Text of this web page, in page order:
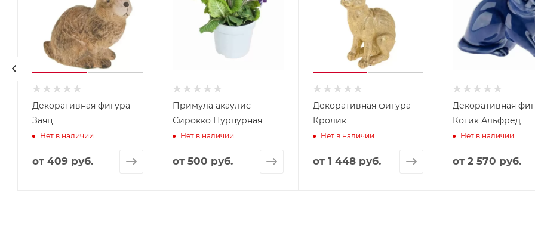
Декоративная фигура
Заяц
Нет в наличии
от 409 руб.
Примула акаулис
Сирокко Пурпурная
Нет в наличии
от 500 руб.
Декоративная фигура
Кролик
Нет в наличии
от 1 448 руб.
Декоративная
Котик Альфред
Нет в наличии
от2 570 руб.